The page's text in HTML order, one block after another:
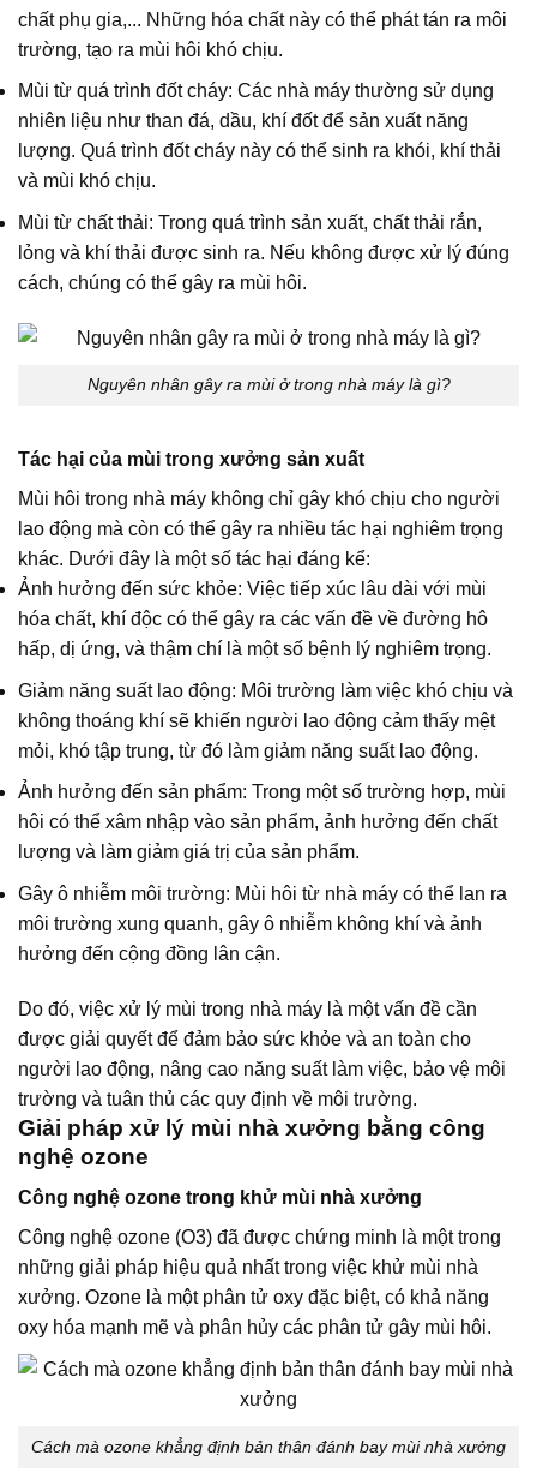
chất phụ gia,... Những hóa chất này có thể phát tán ra môi
trường, tạo ra mùi hôi khó chịu.
Mùi từ quá trình đốt cháy: Các nhà máy thường sử dụng
nhiên liệu như than đá, dầu, khí đốt để sản xuất năng
lượng. Quá trình đốt cháy này có thể sinh ra khói, khí thải
và mùi khó chịu.
Mùi từ chất thải: Trong quá trình sản xuất, chất thải rắn,
lỏng và khí thải được sinh ra. Nếu không được xử lý đúng
cách, chúng có thể gây ra mùi hôi.
Nguyên nhân gây ra mùi ở trong nhà máy là gì?
Tác hại của mùi trong xưởng sản xuất
Mùi hôi trong nhà máy không chỉ gây khó chịu cho người
lao động mà còn có thể gây ra nhiều tác hại nghiêm trọng
khác. Dưới đây là một số tác hại đáng kể:
Ảnh hưởng đến sức khỏe: Việc tiếp xúc lâu dài với mùi
hóa chất, khí độc có thể gây ra các vấn đề về đường hô
hấp, dị ứng, và thậm chí là một số bệnh lý nghiêm trọng.
Giảm năng suất lao động: Môi trường làm việc khó chịu và
không thoáng khí sẽ khiến người lao động cảm thấy mệt
mỏi, khó tập trung, từ đó làm giảm năng suất lao động.
Ảnh hưởng đến sản phẩm: Trong một số trường hợp, mùi
hôi có thể xâm nhập vào sản phẩm, ảnh hưởng đến chất
lượng và làm giảm giá trị của sản phẩm.
Gây ô nhiễm môi trường: Mùi hôi từ nhà máy có thể lan ra
môi trường xung quanh, gây ô nhiễm không khí và ảnh
hưởng đến cộng đồng lân cận.
Do đó, việc xử lý mùi trong nhà máy là một vấn đề cần
được giải quyết để đảm bảo sức khỏe và an toàn cho
người lao động, nâng cao năng suất làm việc, bảo vệ môi
trường và tuân thủ các quy định về môi trường.
Giải pháp xử lý mùi nhà xưởng bằng công
nghệ ozone
Công nghệ ozone trong khử mùi nhà xưởng
Công nghệ ozone (O3) đã được chứng minh là một trong
những giải pháp hiệu quả nhất trong việc khử mùi nhà
xưởng. Ozone là một phân tử oxy đặc biệt, có khả năng
oxy hóa mạnh mẽ và phân hủy các phân tử gây mùi hôi.
Cách mà ozone khẳng định bản thân đánh bay mùi nhà xưởng